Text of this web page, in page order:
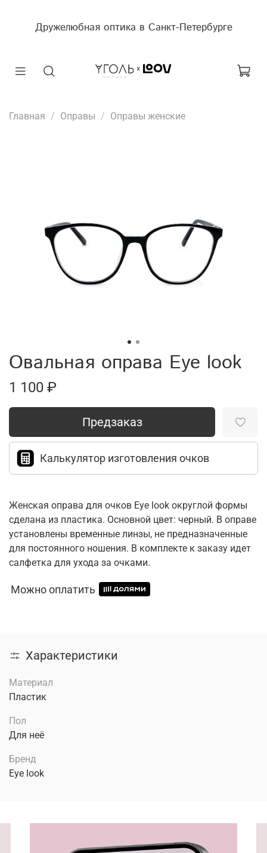
Дружелюбная оптика в Санкт-Петербурге
Главная Оправы Оправы женские
Овальная оправа Eye look
1 100 ₽
Предзаказ
Калькулятор изготовления очков
Женская оправа для очков Eye look округлой формы
сделана из пластика. Основной цвет: черный. В оправе
установлены временные линзы, не предназначенные
для постоянного ношения. В комплекте к заказу идет
салфетка для ухода за очками.
Можно оплатить
Характеристики
Материал
Пластик
Пол
Для неё
Бренд
Eye look